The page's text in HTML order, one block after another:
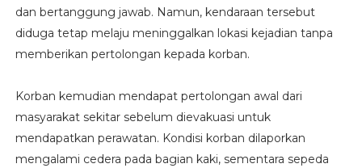
dan bertanggung jawab. Namun, kendaraan tersebut
diduga tetap melaju meninggalkan lokasi kejadian tanpa
memberikan pertolongan kepada korban.
Korban kemudian mendapat pertolongan awal dari
masyarakat sekitar sebelum dievakuasi untuk
mendapatkan perawatan. Kondisi korban dilaporkan
mengalami cedera pada bagian kaki, sementara sepeda